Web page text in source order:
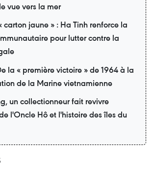
vue vers la mer
carton jaune » : Ha Tinh renforce la
pour lutter contre la
la « première victoire » de 1964 à la
de la Marine vietnamienne
un collectionneur fait revivre
l'Oncle Hô et l'histoire des îles du